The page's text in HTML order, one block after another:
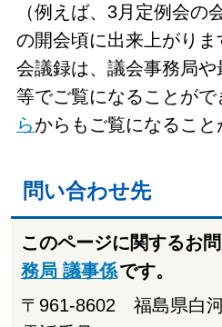
（例えば、3月定例会の
の開会頃に出来上がりま
会議録は、議会事務局
等でご覧になることがで
らからもご覧になること
問い合わせ先
このページに関するお
務局 議事係です。
〒961-8602 福島県白